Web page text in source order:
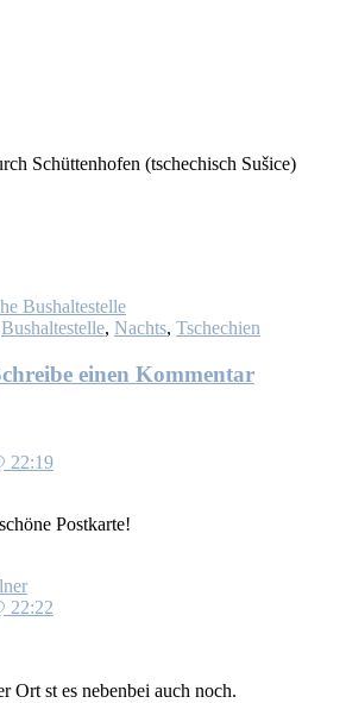
Schüt­ten­ho­fen (tsche­chisch Sušice)
Bushaltestelle
Bushaltestelle, Nachts, Tschechien
einen Kommentar
22:19
Post­kar­te!
22:22
Ort st es ne­ben­bei auch noch.